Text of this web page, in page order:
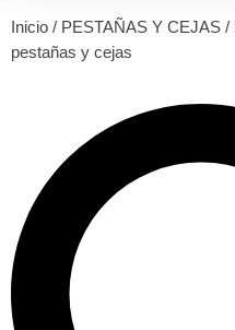
Inicio / PESTAÑAS Y CEJAS /
pestañas y cejas